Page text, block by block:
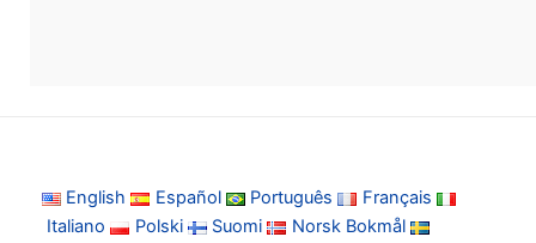
English Español Português
Français
Italiano
Polski Suomi
Norsk Bokmål